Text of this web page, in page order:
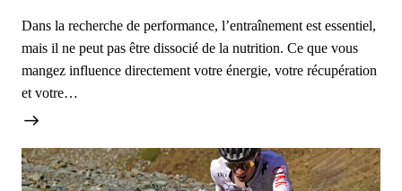
Dans la recherche de performance, l’entraînement est essentiel,
mais il ne peut pas être dissocié de la nutrition. Ce que vous
mangez influence directement votre énergie, votre récupération
et votre…